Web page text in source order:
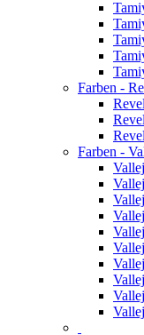
Farben -
Farben -